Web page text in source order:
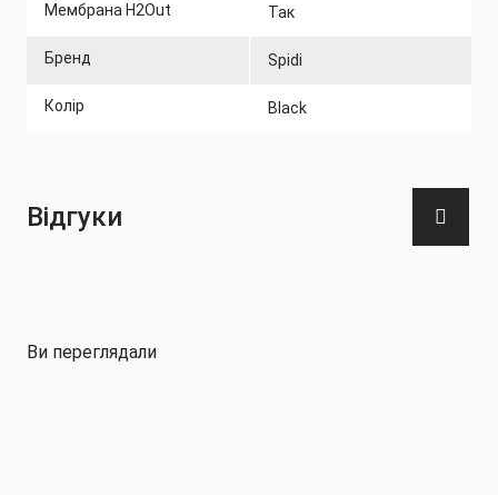
- Не відбілювати
- Прасувати при максимальній температурі
Мембрана H2Out Так
Бренд Spidi
Колір Black
Відгуки
Ви переглядали